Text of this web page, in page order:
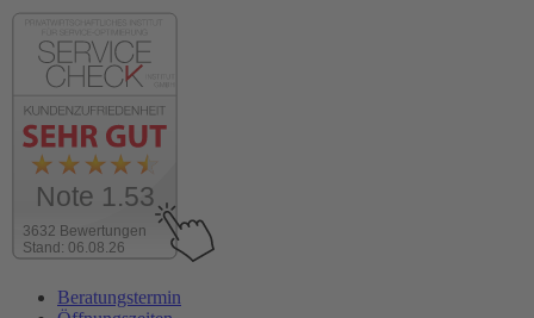
3632 Bewertungen
Stand: 06.08.26
Note 1.53
Inhalt
Beratungstermin